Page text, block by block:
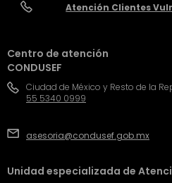
Atención Clientes
Centro de atención
CONDUSEF
Ciudad de México y Resto de la
55 5340 0999
asesoria@condusef.gob.mx
Unidad especializada de